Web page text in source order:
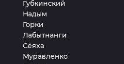
Губкинский
Надым
Горки
Лабытнанги
Сёяха
Муравленко